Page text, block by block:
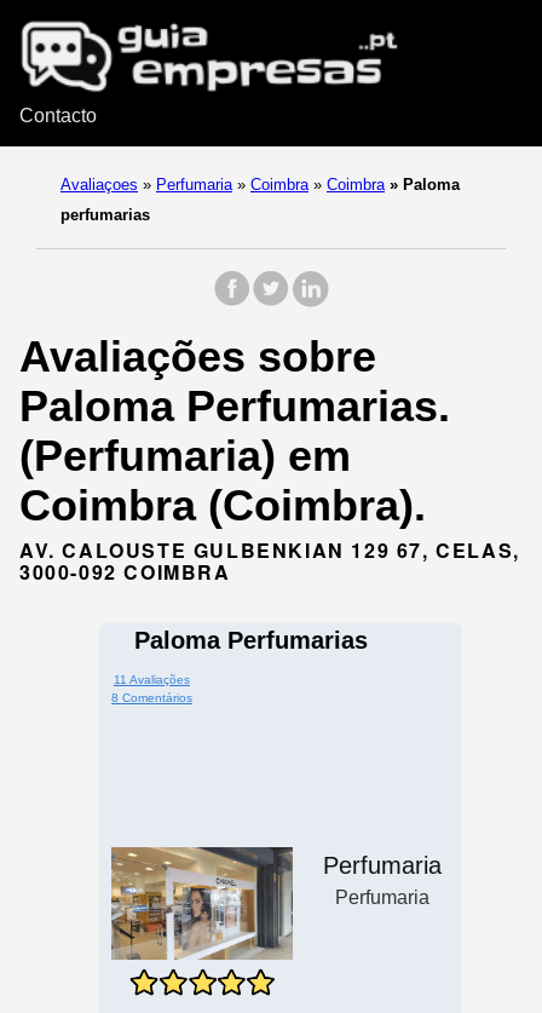
Contacto
Avaliaçoes » Perfumaria » Coimbra » Coimbra » Paloma
perfumarias
Avaliações sobre
Paloma Perfumarias.
(Perfumaria) em
Coimbra (Coimbra).
AV. CALOUSTE GULBENKIAN 129 67, CELAS,
3000-092 COIMBRA
Paloma Perfumarias
11 Avaliações
8 Comentários
Perfumaria
Perfumaria